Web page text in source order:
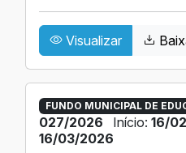
Visualizar
FUNDO MUNICIPAL DE
027/2026
Início: 16/
16/03/2026